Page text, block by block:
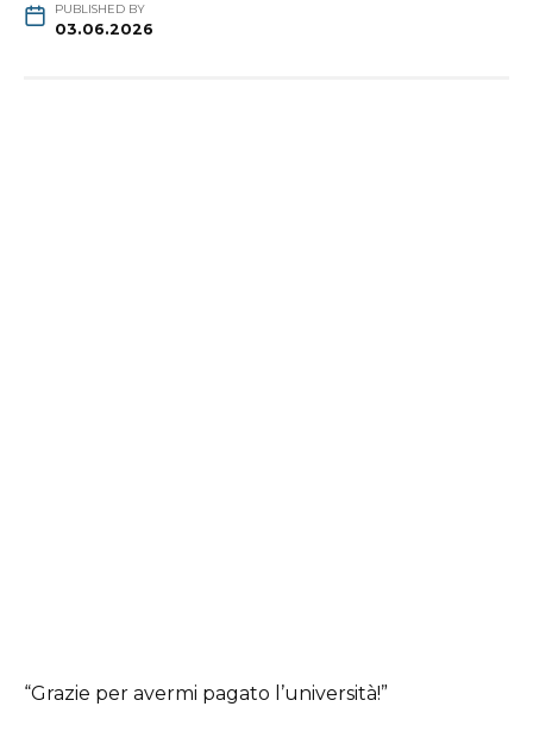
PUBLISHED BY
03.06.2026
“Grazie per avermi pagato l’università!”